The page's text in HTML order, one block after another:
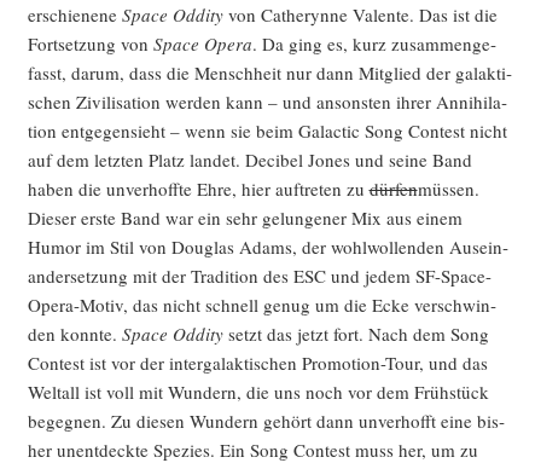
erschie­ne­ne Space Oddi­tyvon Catheryn­ne Valen­te. Das ist die
Fort­set­zung von Space Ope­ra. Da ging es, kurz zusam­men­ge­
fasst, dar­um, dass die Mensch­heit nur dann Mit­glied der galak­ti­
schen Zivi­li­sa­ti­on wer­den kann – und ansons­ten ihrer Anni­hi­la­
ti­on ent­ge­gen­sieht – wenn sie beim Galac­tic Song Con­test nicht
auf dem letz­ten Platz lan­det. Deci­bel Jones und sei­ne Band
haben die unver­hoff­te Ehre, hier auf­tre­ten zudür­fenmüs­sen.
Die­ser ers­te Band war ein sehr gelun­ge­ner Mix aus einem
Humor im Stil von Dou­glas Adams, der wohl­wol­len­den Aus­ein­
an­der­set­zung mit der Tra­di­ti­on des ESC und jedem SF-Space-
Ope­ra-Motiv, das nicht schnell genug um die Ecke ver­schwin­
den konn­te. Space Oddi­tysetzt das jetzt fort. Nach dem Song
Con­test ist vor der inter­ga­lak­ti­schen Pro­mo­ti­on-Tour, und das
Welt­all ist voll mit Wun­dern, die uns noch vor dem Früh­stück
begeg­nen. Zu die­sen Wun­dern gehört dann unver­hofft eine bis­
her unent­deck­te Spe­zi­es. Ein Song Con­test muss her, um zu